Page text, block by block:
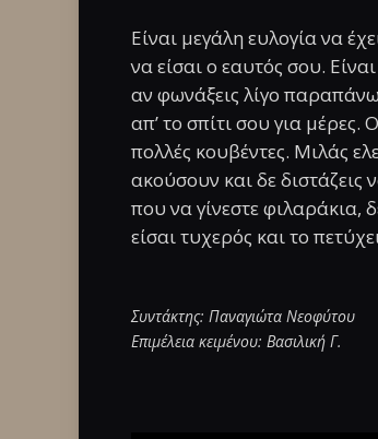
Είναι μεγάλη ευλογία να
να είσαι ο εαυτός σου.
αν φωνάξεις λίγο
απ’ το σπίτι σου για μέρες.
πολλές κουβέντες. Μιλάς
ακούσουν και δε διστάζεις
που να γίνεστε φιλαράκια,
είσαι τυχερός και το
Συντάκτης: Παναγιώτα Νεοφύτου
Επιμέλεια κειμένου: Βασιλική Γ.